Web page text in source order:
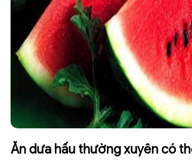
Ăn dưa hấu thường xuyên có